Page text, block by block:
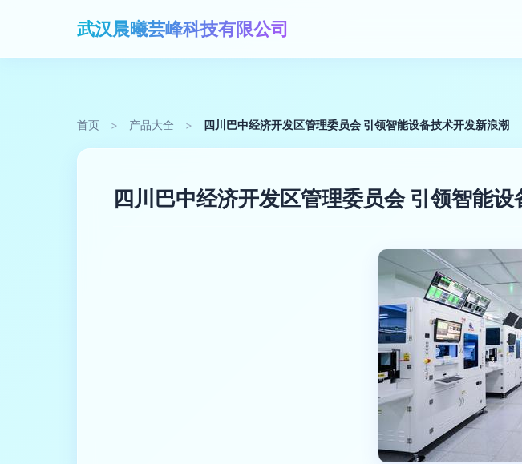
武汉晨曦芸峰科技有限公司
首页 > 产品大全 > 四川巴中经济开发区管理委员会 引领智能设备技术开发新浪潮
四川巴中经济开发区管理委员会 引领智能